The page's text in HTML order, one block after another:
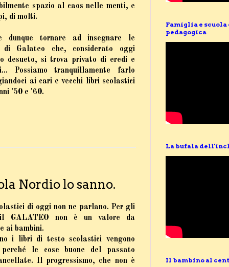
spazio al caos nelle menti, e
di molti.
dunque tornare ad insegnare le
di Galateo che, considerato oggi
desueto, si trova privato di eredi e
Possiamo tranquillamente farlo
ai cari e vecchi libri scolastici
'50 e '60.
Nordio lo sanno.
di oggi non ne parlano. Per gli
GALATEO non è un valore da
ai bambini.
i libri di testo scolastici vengono
le cose buone del passato
Il progressismo, che non è
Famiglia e
pedagogica
La bufala
Il bambino al